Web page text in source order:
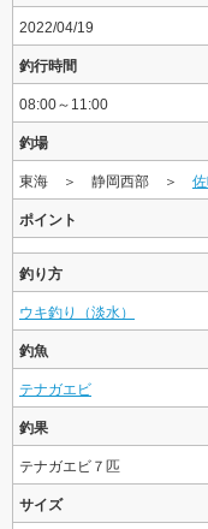
2022/04/19
釣行時間
08:00～11:00
釣場
東海 ＞ 静岡西部 ＞
ポイント
釣り方
ウキ釣り（淡水）
釣魚
テナガエビ
釣果
テナガエビ７匹
サイズ